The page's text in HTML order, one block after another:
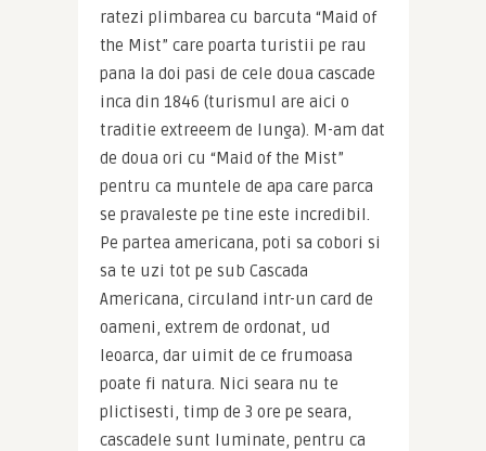
ratezi plimbarea cu barcuta “Maid of
the Mist” care poarta turistii pe rau
pana la doi pasi de cele doua cascade
inca din 1846 (turismul are aici o
traditie extreeem de lunga). M-am dat
de doua ori cu “Maid of the Mist”
pentru ca muntele de apa care parca
se pravaleste pe tine este incredibil.
Pe partea americana, poti sa cobori si
sa te uzi tot pe sub Cascada
Americana, circuland intr-un card de
oameni, extrem de ordonat, ud
leoarca, dar uimit de ce frumoasa
poate fi natura. Nici seara nu te
plictisesti, timp de 3 ore pe seara,
cascadele sunt luminate, pentru ca